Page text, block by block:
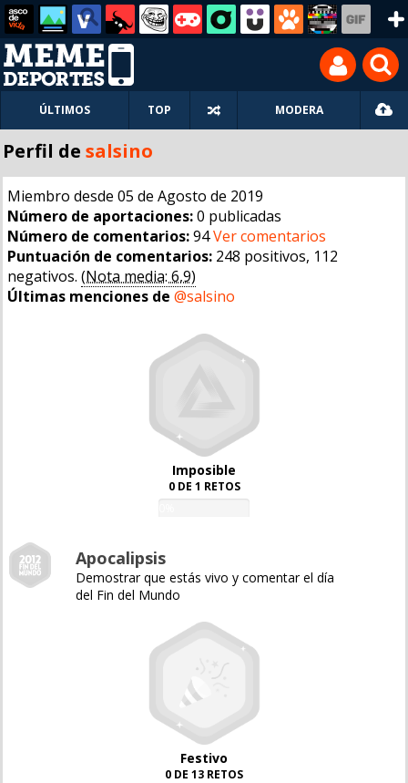
ÚLTIMOS TOP MODERA
Perfil de salsino
Miembro desde 05 de Agosto de 2019
Número de aportaciones:0 publicadas
Número de comentarios:94Ver comentarios
Puntuación de comentarios: 248 positivos, 112
negativos. (Nota media: 6,9)
Últimas menciones de @salsino
Imposible
0 DE 1 RETOS
Apocalipsis
Demostrar que estás vivo y comentar el día
del Fin del Mundo
Festivo
0 DE 13 RETOS